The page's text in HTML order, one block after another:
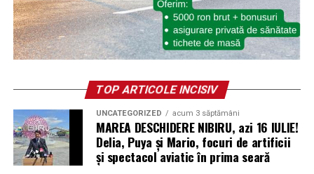
TOP ARTICOLE INCISIV
UNCATEGORIZED acum 3 săptămâni
MAREA DESCHIDERE NIBIRU, azi 16 IULIE!
Delia, Puya și Mario, focuri de artificii
și spectacol aviatic în prima seară